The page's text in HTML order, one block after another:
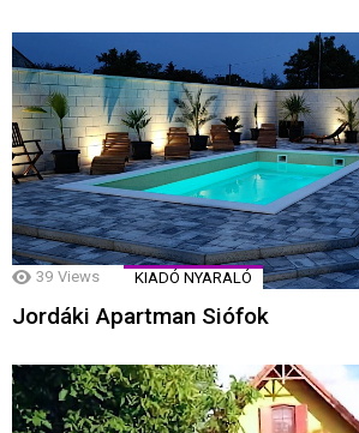
39 Views KIADÓ NYARALÓ
Jordáki Apartman Siófok